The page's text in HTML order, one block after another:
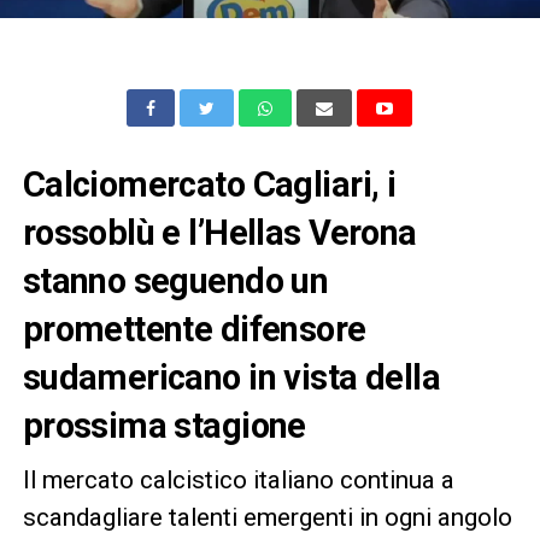
Calciomercato Cagliari, i
rossoblù e l’Hellas Verona
stanno seguendo un
promettente difensore
sudamericano in vista della
prossima stagione
Il mercato calcistico italiano continua a
scandagliare talenti emergenti in ogni angolo